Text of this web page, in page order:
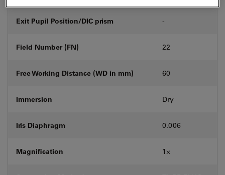
Exit Pupil Position/DIC prism -
Field Number (FN) 22
Free Working Distance (WD in mm) 60
Immersion Dry
Iris Diaphragm 0.006
Magnification 1⨉